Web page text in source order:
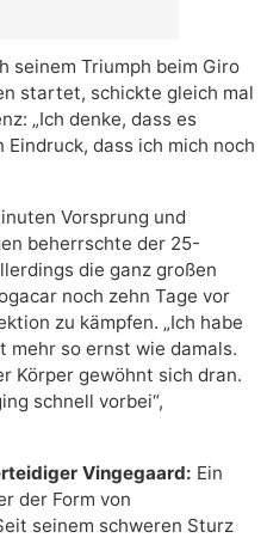
seinem Triumph beim Giro
startet, schickte gleich mal
„Ich denke, dass es
dass ich mich noch
Vorsprung und
beherrschte der 25-
die ganz großen
noch zehn Tage vor
zu kämpfen. „Ich habe
mehr so ernst wie damals.
Körper gewöhnt sich dran.
schnell vorbei“,
Vingegaard: Ein
der Form von
seinem schweren Sturz